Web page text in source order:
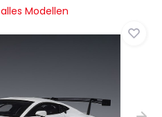
Modellen